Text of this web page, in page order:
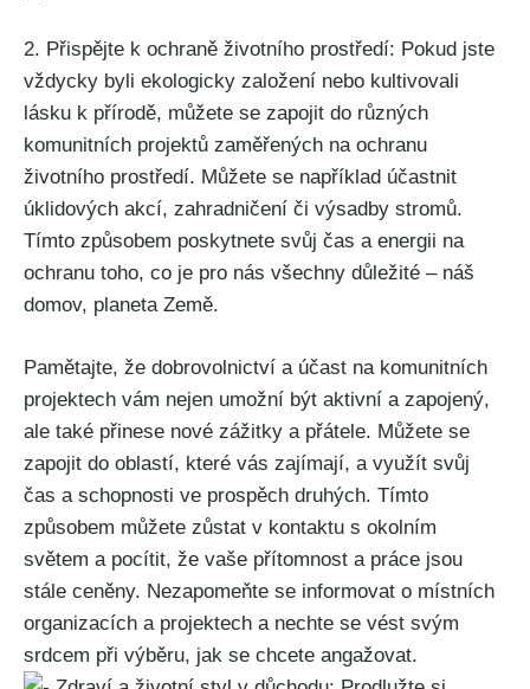
2. Přispějte k ochraně životního prostředí: Pokud jste
vždycky byli ekologicky založení nebo kultivovali
lásku k přírodě, můžete se zapojit do různých
komunitních projektů zaměřených na ochranu
životního prostředí. Můžete se například účastnit
úklidových akcí, zahradničení či výsadby stromů.
Tímto způsobem poskytnete svůj čas a energii na
ochranu toho, co je pro nás všechny důležité – náš
domov, planeta Země.
Pamětajte, že dobrovolnictví a účast na komunitních
projektech vám nejen umožní být aktivní a zapojený,
ale také přinese nové zážitky a přátele. Můžete se
zapojit do oblastí, které vás zajímají, a využít svůj
čas a schopnosti ve prospěch druhých. Tímto
způsobem můžete zůstat v kontaktu s okolním
světem a pocítit, že vaše přítomnost a práce jsou
stále ceněny. Nezapomeňte se informovat o místních
organizacích a projektech a nechte se vést svým
srdcem při výběru, jak se chcete angažovat.